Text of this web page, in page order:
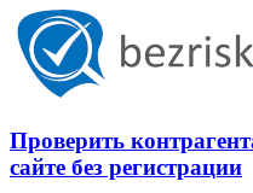
Проверить
сайте без регистрации